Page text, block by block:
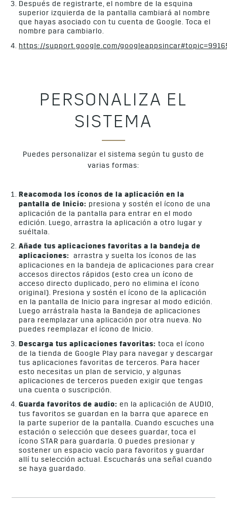
Después de registrarte, el nombre de la esquina
superior izquierda de la pantalla cambiará al nombre
que hayas asociado con tu cuenta de Google. Toca el
nombre para cambiarlo.
https://support.google.com/
PERSONALIZA EL
SISTEMA
Puedes personalizar el sistema según tu gusto de
varias formas:
Reacomoda los íconos de la aplicación en la
pantalla de Inicio: presiona y sostén el ícono de una
aplicación de la pantalla para entrar en el modo
edición. Luego, arrastra la aplicación a otro lugar y
suéltala.
Añade tus aplicaciones favoritas a la bandeja de
aplicaciones:
arrastra y suelta los íconos de las
aplicaciones en la bandeja de aplicaciones para crear
accesos directos rápidos (esto crea un ícono de
acceso directo duplicado, pero no elimina el ícono
original). Presiona y sostén el ícono de la aplicación
en la pantalla de Inicio para ingresar al modo edición.
Luego arrástrala hasta la Bandeja de aplicaciones
para reemplazar una aplicación por otra nueva. No
puedes reemplazar el ícono de Inicio.
Descarga tus aplicaciones favoritas: toca el ícono
de la tienda de Google Play para navegar y descargar
tus aplicaciones favoritas de terceros. Para hacer
esto necesitas un plan de servicio, y algunas
aplicaciones de terceros pueden exigir que tengas
una cuenta o suscripción.
Guarda favoritos de audio: en la aplicación de AUDIO,
tus favoritos se guardan en la barra que aparece en
la parte superior de la pantalla. Cuando escuches una
estación o selección que desees guardar, toca el
ícono STAR para guardarla. O puedes presionar y
sostener un espacio vacío para favoritos y guardar
allí tu selección actual. Escucharás una señal cuando
se haya guardado.